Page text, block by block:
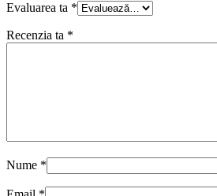
Evaluarea ta *
Recenzia ta *
Nume *